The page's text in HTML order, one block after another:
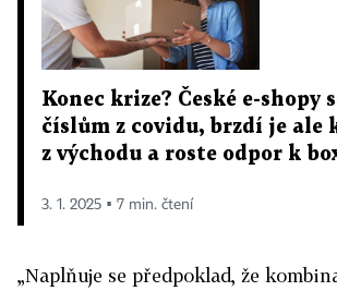
Konec krize? České e-shopy
číslům z covidu, brzdí je ale
z východu a roste odpor k
3. 1. 2025 ▪ 7 min. čtení
„Naplňuje se předpoklad, že